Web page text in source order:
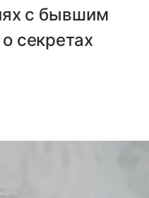
с бывшим
секретах